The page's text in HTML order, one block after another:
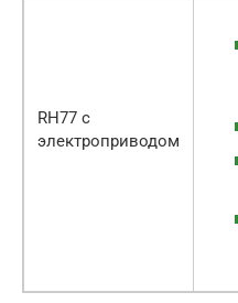
RH77 с
электроприводом